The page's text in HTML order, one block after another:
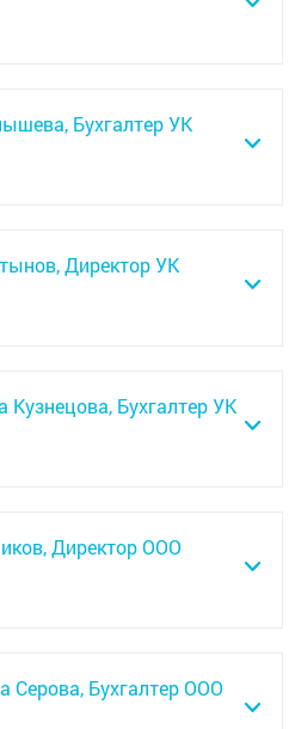
Бухгалтер УК
Директор УК
Бухгалтер УК
Директор ООО
Серова, Бухгалтер ООО